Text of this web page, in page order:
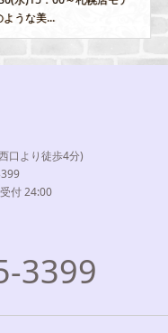
ような美...
口より徒歩4分)
付 24:00
3399